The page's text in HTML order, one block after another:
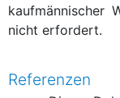
kaufmännischer
nicht erfordert.
Referenzen